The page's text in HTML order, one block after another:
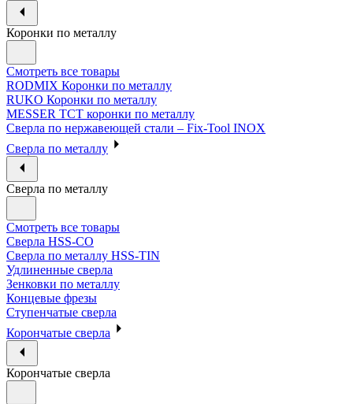
Коронки по металлу
Смотреть все товары
RODMIX Коронки по металлу
RUKO Коронки по металлу
MESSER ТСТ коронки по металлу
Сверла по нержавеющей стали – Fix-Tool INOX
Сверла по металлу
Сверла по металлу
Смотреть все товары
Сверла HSS-CO
Сверла по металлу HSS-TIN
Удлиненные сверла
Зенковки по металлу
Концевые фрезы
Ступенчатые сверла
Корончатые сверла
Корончатые сверла